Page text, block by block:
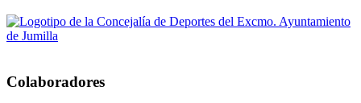
Colaboradores